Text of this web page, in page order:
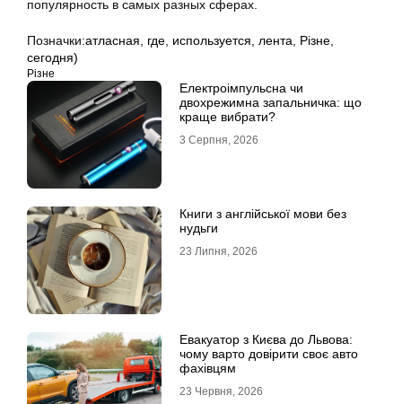
популярность в самых разных сферах.
Позначки:атласная где используется лента Різне
сегодня)
Різне
Електроімпульсна чи
двохрежимна запальничка: що
краще вибрати?
3 Серпня, 2026
Книги з англійської мови без
нудьги
23 Липня, 2026
Евакуатор з Києва до Львова:
чому варто довірити своє авто
фахівцям
23 Червня, 2026